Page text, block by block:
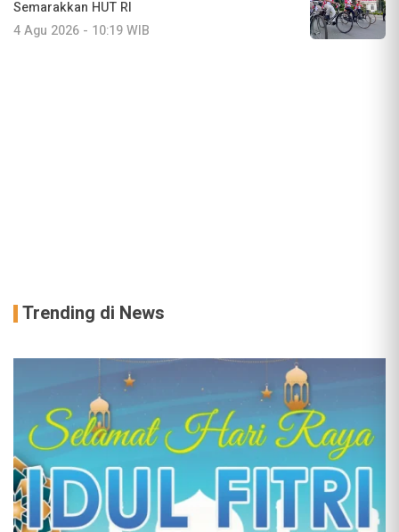
Semarakkan HUT RI
4 Agu 2026 - 10:19 WIB
Trending di News